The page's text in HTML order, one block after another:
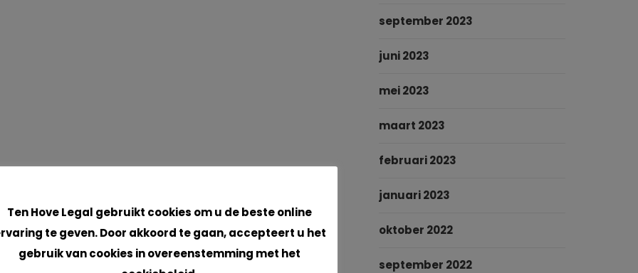
september 2023
juni 2023
mei 2023
maart 2023
februari 2023
januari 2023
oktober 2022
september 2022
Ten Hove Legal gebruikt cookies om u de beste online
te geven. Door akkoord te gaan, accepteert u het
gebruik van cookies in overeenstemming met het